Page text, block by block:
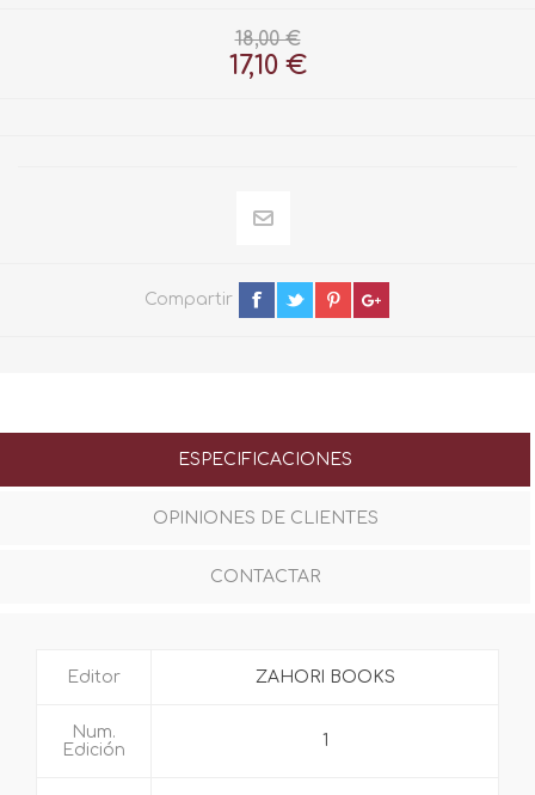
18,00 €
17,10 €
Compartir
ESPECIFICACIONES
OPINIONES DE CLIENTES
CONTACTAR
Editor ZAHORI BOOKS
Num.
Edición
1